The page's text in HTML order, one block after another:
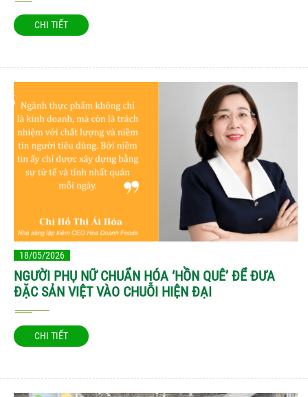
CHI TIẾT
18/05/2026
NGƯỜI PHỤ NỮ CHUẨN HÓA ‘HỒN QUÊ’ ĐỂ ĐƯA
ĐẶC SẢN VIỆT VÀO CHUỖI HIỆN ĐẠI
CHI TIẾT